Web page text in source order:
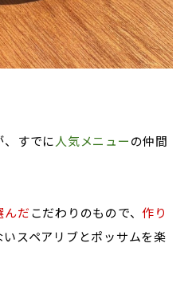
すでに人気メニューの仲間
んだこだわりのもので、 作り
いスペアリブとポッサムを楽